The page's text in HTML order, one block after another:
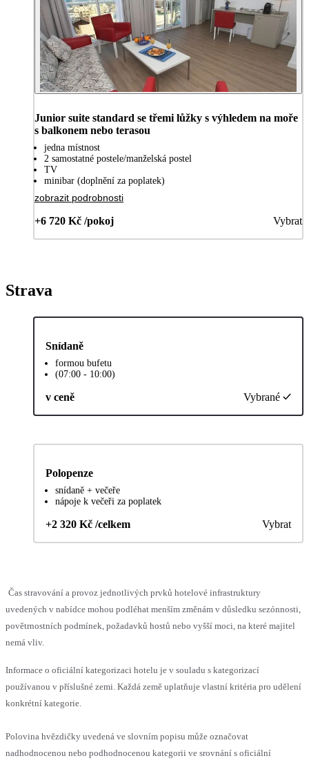
Junior suite standard se třemi lůžky s výhledem na moře
s balkonem nebo terasou
jedna místnost
2 samostatné postele/manželská postel
TV
minibar (doplnění za poplatek)
zobrazit podrobnosti
+6 720 Kč /pokoj Vybrat
Strava
Snídaně
formou bufetu
(07:00 - 10:00)
v ceně Vybrané
Polopenze
snídaně + večeře
nápoje k večeři za poplatek
+2 320 Kč /celkem Vybrat
Čas stravování a provoz jednotlivých prvků hotelové infrastruktury
uvedených v nabídce mohou podléhat menším změnám v důsledku sezónnosti,
povětrnostních podmínek, požadavků hostů nebo vyšší moci, na které majitel
nemá vliv.
Informace o oficiální kategorizaci hotelu je v souladu s kategorizací
používanou v příslušné zemi. Každá země uplatňuje vlastní kritéria pro udělení
konkrétní kategorie.
Polovina hvězdičky uvedená ve slovním popisu může označovat
nadhodnocenou nebo podhodnocenou kategorii ve srovnání s oficiální